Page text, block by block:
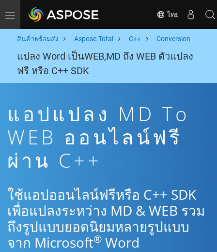
Toggle navigation ไทย
สินค้าพร้อมส่ง Aspose.Total C++ Conversion
แปลง Word เป็นWEB,MD ถึง WEB ตัวแปลง
ฟรี หรือ C++ SDK
แอปแปลง MD To
WEB ออนไลน์ฟรี
ผ่าน C++
ใช้แอปออนไลน์ฟรีหรือ C++ SDK
เพื่อแปลงระหว่าง MD & WEB รวม
ถึงรูปแบบยอดนิยมหลายรูปแบบ
จาก Microsoft® Word